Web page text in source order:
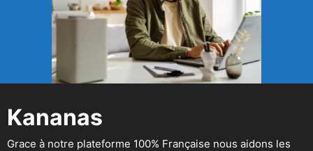
Kananas
Grace à notre plateforme 100% Française nous aidons les